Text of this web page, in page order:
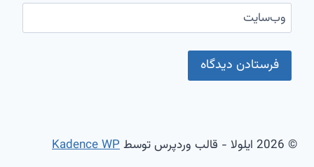
وب‌سایت
© 2026 ایلولا - قالب وردپرس توسط Kadence WP